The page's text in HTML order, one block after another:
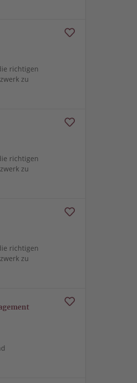
richtigen
zu
richtigen
zu
richtigen
zu